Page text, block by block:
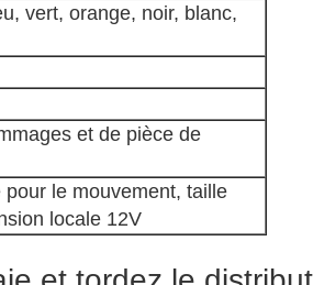
vert, orange, noir, blanc,
et de pièce de
le mouvement, taille
locale 12V